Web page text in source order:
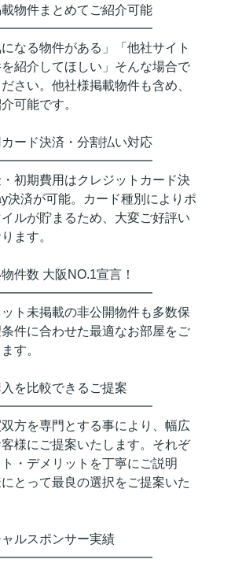
物件まとめてご紹介可能
になる物件がある」「他社サイト
紹介してほしい」そんな場合で
さい。他社様掲載物件も含め、
可能です。
ード決済・分割払い対応
初期費用はクレジットカード決
決済が可能。カード種別によりポ
ルが貯まるため、大変ご好評い
ます。
件数 大阪NO.1宣言！
ト未掲載の非公開物件も多数保
件に合わせた最適なお部屋をご
す。
を比較できるご提案
方を専門とする事により、幅広
様にご提案いたします。それぞ
・デメリットを丁寧にご説明
とって最良の選択をご提案いた
ルスポンサー実績